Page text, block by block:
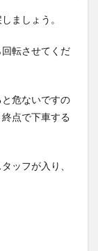
ましょう。
転させてくだ
危ないですの
点で下車する
ッフが入り、